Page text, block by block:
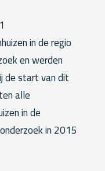
in de regio
en werden
de start van dit
alle
in de
in 2015